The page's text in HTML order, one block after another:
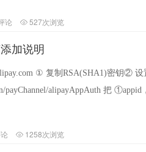
论 527次浏览
加说明
① 复制RSA(SHA1)密钥②
payChannel/alipayAppAuth 把
1258次浏览